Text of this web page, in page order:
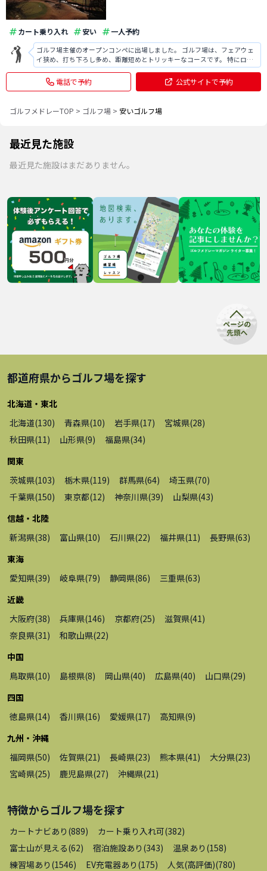
カート乗り入れ 安い 一人予約
ゴルフ場主催のオープンコンペに出場しました。 ゴルフ場は、フェアウェ
イ狭め、打ち下ろし多め、距離短めとトリッキーなコースです。 特にロン
グホールのグリーン周りに池があり、キャリーで確実に乗せなければ池に
入ってしまうようなコースも多かったです。 距離は打ち下ろしが多いた
め、表記より短いです。 オープン
電話で予約 公式サイトで予約
ゴルフメドレーTOP > ゴルフ場 > 安いゴルフ場
最近見た施設
最近見た施設はまだありません。
都道府県からゴルフ場を探す
北海道・東北
北海道(130) 青森県(10) 岩手県(17) 宮城県(28)
秋田県(11 ) 山形県(9) 福島県(34)
関東
茨城県(103) 栃木県(119) 群馬県(64) 埼玉県(70)
千葉県(150) 東京都(12) 神奈川県(39) 山梨県(43)
信越・北陸
新潟県(38) 富山県(10) 石川県(22) 福井県(11 ) 長野県(63)
東海
愛知県(39) 岐阜県(79) 静岡県(86) 三重県(63)
近畿
大阪府(38) 兵庫県(146) 京都府(25) 滋賀県(41 )
奈良県(31 ) 和歌山県(22)
中国
鳥取県(10) 島根県(8) 岡山県(40) 広島県(40) 山口県(29)
四国
徳島県(14) 香川県(16) 愛媛県(17) 高知県(9)
九州・沖縄
福岡県(50) 佐賀県(21 ) 長崎県(23) 熊本県(41 ) 大分県(23)
宮崎県(25) 鹿児島県(27) 沖縄県(21 )
特徴からゴルフ場を探す
カートナビあり (889) カート乗り入れ可(382)
富士山が見える(62) 宿泊施設あり (343) 温泉あり (158)
練習場あり (1546) EV充電器あり (175) 人気(高評価)(780)